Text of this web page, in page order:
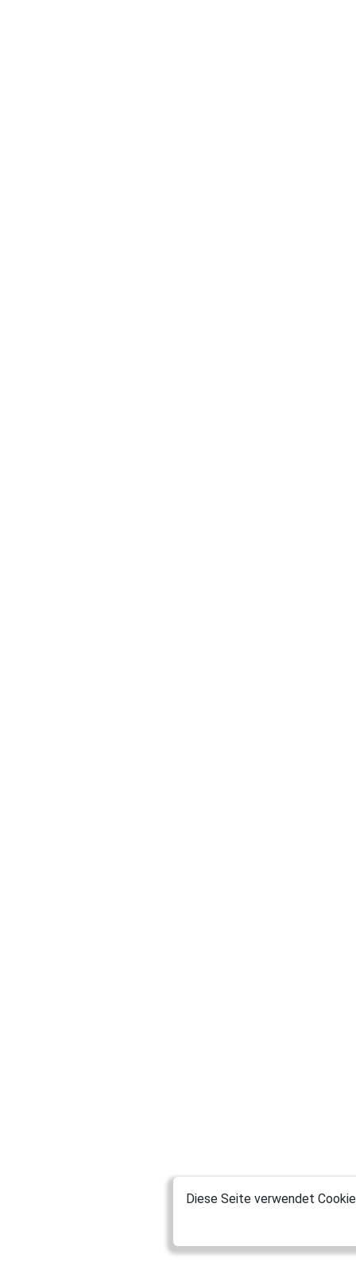
Diese Seite verwendet